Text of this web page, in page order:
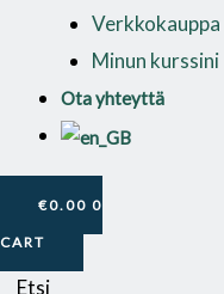
Verkkokauppa
Minun kurssini
Ota yhteyttä
€0.00 0
CART
Etsi